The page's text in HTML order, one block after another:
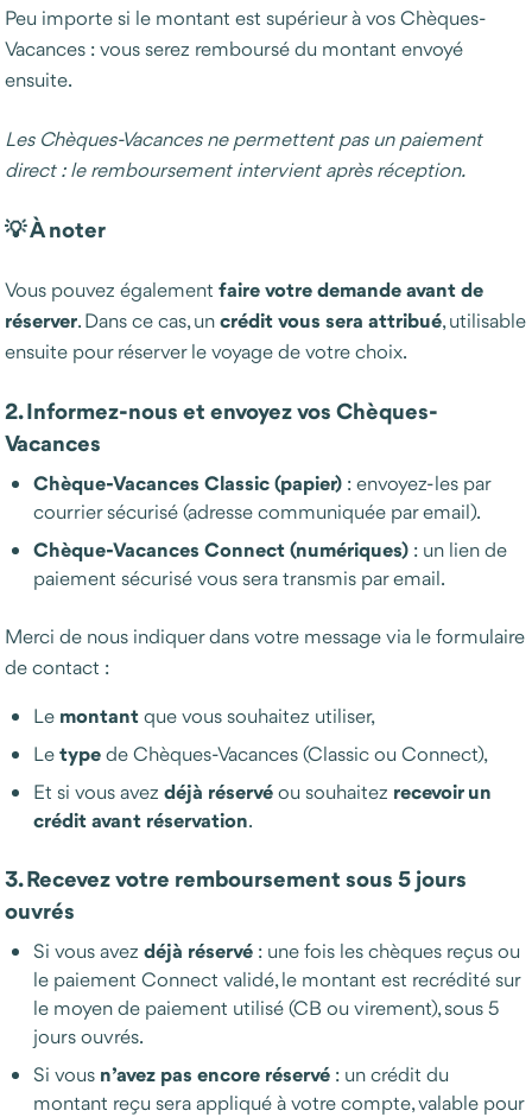
Peu importe si le montant est supérieur à vos Chèques-
Vacances : vous serez remboursé du montant envoyé
ensuite.
Les Chèques-Vacances ne permettent pas un paiement
direct : le remboursement intervient après réception.
💡 À noter
Vous pouvez également faire votre demande avant de
réserver. Dans ce cas, uncrédit vous sera attribué, utilisable
ensuite pour réserver le voyage de votre choix.
2. Informez-nous et envoyez vos Chèques-
Vacances
Chèque-Vacances Classic (papier) : envoyez-les par
courrier sécurisé (adresse communiquée par email).
Chèque-Vacances Connect (numériques) : un lien de
paiement sécurisé vous sera transmis par email.
Merci de nous indiquer dans votre message via le formulaire
de contact :
Le montantque vous souhaitez utiliser,
Letypede Chèques-Vacances (Classic ou Connect),
Et si vous avez déjà réservéou souhaitez recevoir un
crédit avant réservation.
3. Recevez votre remboursement sous 5 jours
ouvrés
Si vous avez déjà réservé : une fois les chèques reçus ou
le paiement Connect validé, le montant est recrédité sur
le moyen de paiement utilisé (CB ou virement), sous 5
jours ouvrés.
Si vous n’avez pas encore réservé : un crédit du
montant reçu sera appliqué à votre compte, valable pour